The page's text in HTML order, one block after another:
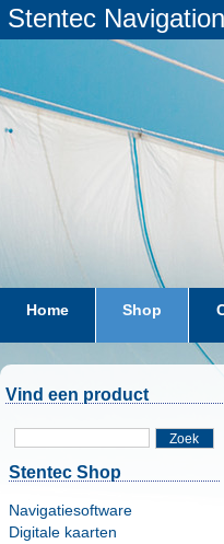
Stentec Navigation
Home Shop
Vind een product
Zoek
Stentec Shop
Navigatiesoftware
Digitale kaarten